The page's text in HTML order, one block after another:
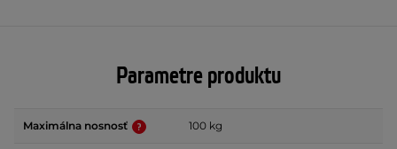
Parametre produktu
Maximálna nosnosť 100 kg